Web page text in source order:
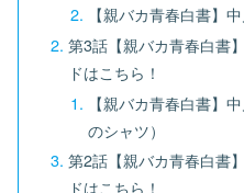
【親バカ青春白書】
第3話【親バカ青春白書
ドはこちら！
【親バカ青春白書】
のシャツ）
第2話【親バカ青春白書
ドはこちら！